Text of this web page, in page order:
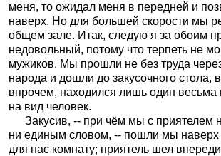
меня, то ожидал меня в передней и
наверх. Но для большей скорости мы
общем зале. Итак, следую я за обоим
недовольный, потому что терпеть не
мужиков. Мы прошли не без труда
народа и дошли до закусочного стола,
впрочем, находился лишь один
на вид человек.
Закусив, -- при чём мы с приятелем
ни единым словом, -- пошли мы наверх
для нас комнату; приятель шел